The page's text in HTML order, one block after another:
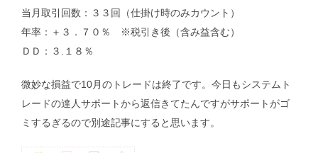
当月取引回数：３３回（仕掛け時のみカウント）
年率：＋３．７０％ ※税引き後（含み益含む）
ＤＤ：３.１８％
微妙な損益で10月のトレードは終了です。今日もシステムト
レードの達人サポートから返信きてたんですがサポートがゴ
ミするぎるので別途記事にすると思います。